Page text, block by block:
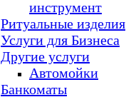
инструмент
Ритуальные изделия
Услуги для Бизнеса
Другие услуги
Автомойки
Банкоматы